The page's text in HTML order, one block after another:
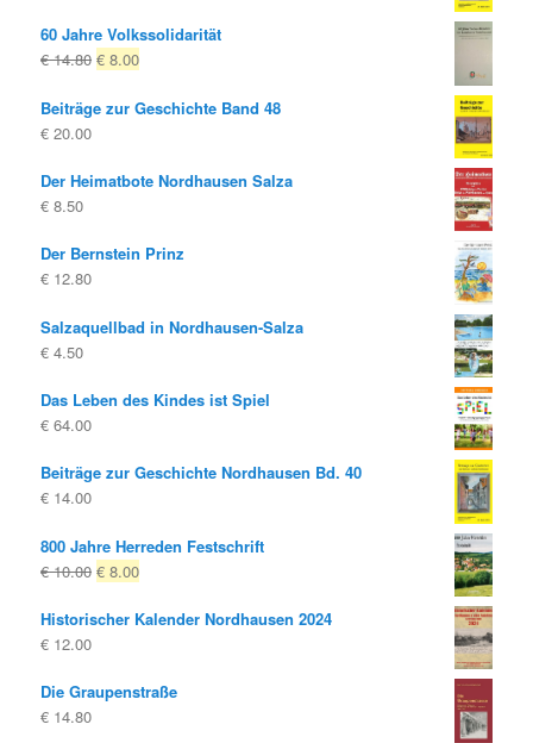
60 Jahre Volkssolidarität
€14.80 Ursprünglicher
war:
€ 8.00Aktueller
ist:
Beiträge zur Geschichte Band 48
€ 20.00
Der Heimatbote Nordhausen Salza
€ 8.50
Der Bernstein Prinz
€ 12.80
Salzaquellbad in Nordhausen-Salza
€ 4.50
Das Leben des Kindes ist Spiel
€ 64.00
Beiträge zur Geschichte Nordhausen Bd. 40
€ 14.00
800 Jahre Herreden Festschrift
€10.00 Ursprünglicher
war:
€ 8.00Aktueller
ist:
Historischer Kalender Nordhausen 2024
€ 12.00
Die Graupenstraße
€ 14.80